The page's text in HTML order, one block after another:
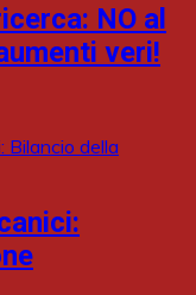
NO al
veri!